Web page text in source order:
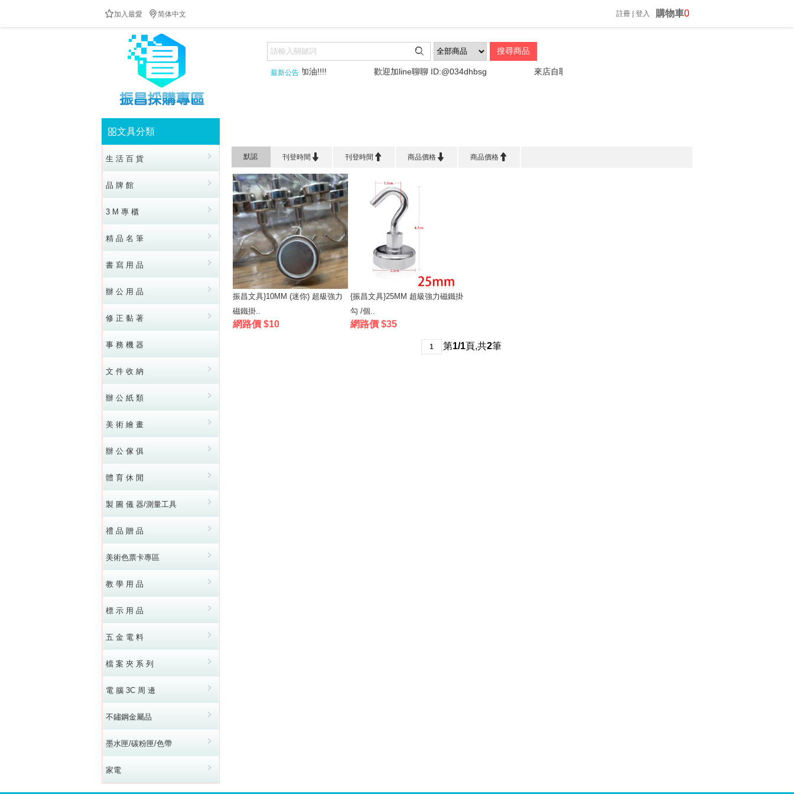
註冊 登入 購物車0
加入最愛 简体中文

最新公告
防疫隔板供應中!!!歡迎來電洽詢!!!全民防疫!!台灣加油!!!! 歡迎加line聊聊 ID:@034dhbsg 來店自取請先詢問喔
文具分類
生 活 百 貨
品 牌 館
3 M 專 櫃
精 品 名 筆
書 寫 用 品
辦 公 用 品
修 正 黏 著
事 務 機 器
文 件 收 納
辦 公 紙 類
美 術 繪 畫
辦 公 傢 俱
體 育 休 閒
製 圖 儀 器/測量工具
禮 品 贈 品
美術色票卡專區
教 學 用 品
標 示 用 品
五 金 電 料
檔 案 夾 系 列
電 腦 3C 周 邊
不鏽鋼金屬品
墨水匣/碳粉匣/色帶
家電
默認 刊登時間  刊登時間  商品價格  商品價格 
振昌文具}10MM (迷你) 超級強力
磁鐵掛..
網路價 $10
{振昌文具}25MM 超級強力磁鐵掛
勾 /個..
網路價 $35
1 第1/1頁,共2筆